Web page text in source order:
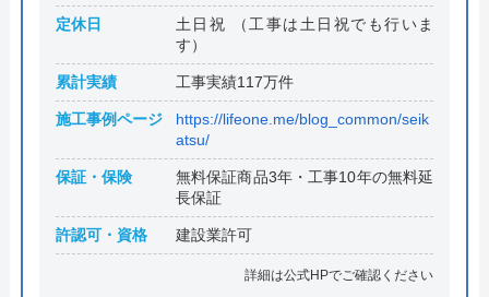
定休日
土日祝 （工事は土日祝でも行いま
す）
累計実績 工事実績117万件
施工事例ページ
https://lifeone.me/blog_common/seik
atsu/
保証・保険
無料保証商品3年・工事10年の無料延
長保証
許認可・資格 建設業許可
詳細は公式HPでご確認ください